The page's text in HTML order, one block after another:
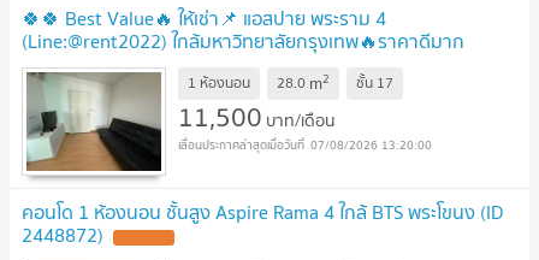
🍀🍀 Best Value🔥 ให้เช่า📌 แอสปาย พระราม 4
(Line:@rent2022) ใกล้มหาวิทยาลัยกรุงเทพ🔥ราคาดีมาก
A02202
1 ห้องนอน 28.0 m2 ชั้น 17
11,500 บาท/เดือน
07/08/2026 13:20:00
คอนโด 1 ห้องนอน ชั้นสูง Aspire Rama 4 ใกล้ BTS พระโขนง (ID
2448872)